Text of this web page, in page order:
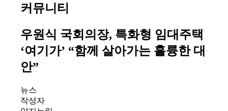
커뮤니티
우원식 국회의장, 특화형 임대주택
‘여기가’ “함께 살아가는 훌륭한 대
안”
뉴스
작성자